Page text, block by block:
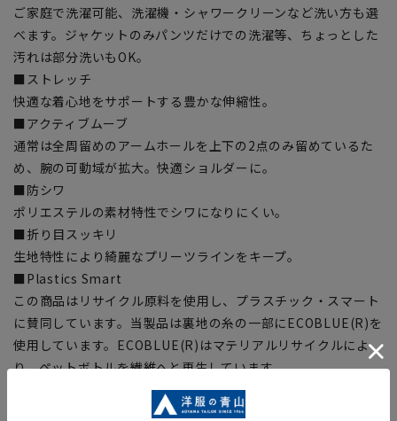
ご家庭で洗濯可能、洗濯機・シャワークリーンなど洗い方も選
べます。ジャケットのみパンツだけでの洗濯等、ちょっとした
汚れは部分洗いもOK。
■ストレッチ
快適な着心地をサポートする豊かな伸縮性。
■アクティブムーブ
通常は全周留めのアームホールを上下の2点のみ留めているた
め、腕の可動域が拡大。快適ショルダーに。
■防シワ
ポリエステルの素材特性でシワになりにくい。
■折り目スッキリ
生地特性により綺麗なプリーツラインをキープ。
■Plastics Smart
この商品はリサイクル原料を使用し、プラスチック・スマート
に賛同しています。当製品は裏地の糸の一部にECOBLUE(R)を
使用しています。ECOBLUE(R)はマテリアルリサイクルによ
り、ペットボトルを繊維へと再生しています。
【シルエット】《細め(スリム)》 (当社比)